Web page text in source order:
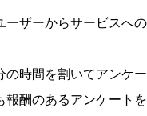
ザーからサービスへの
時間を割いてアンケ
酬のあるアンケートを